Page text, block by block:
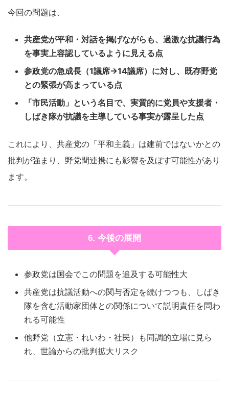
今回の問題は、
共産党が平和・対話を掲げながらも、過激な抗議行為
を事実上容認しているように見える点
参政党の急成長（1議席→14議席）に対し、既存野党
との緊張が高まっている点
「市民活動」という名目で、実質的に党員や支援者・
しばき隊が抗議を主導している事実が露呈した点
これにより、共産党の「平和主義」は建前ではないかとの
批判が強まり、野党間連携にも影響を及ぼす可能性があり
ます。
6. 今後の展開
参政党は国会でこの問題を追及する可能性大
共産党は抗議活動への関与否定を続けつつも、しばき
隊を含む活動家団体との関係について説明責任を問わ
れる可能性
他野党（立憲・れいわ・社民）も同調的立場に見ら
れ、世論からの批判拡大リスク